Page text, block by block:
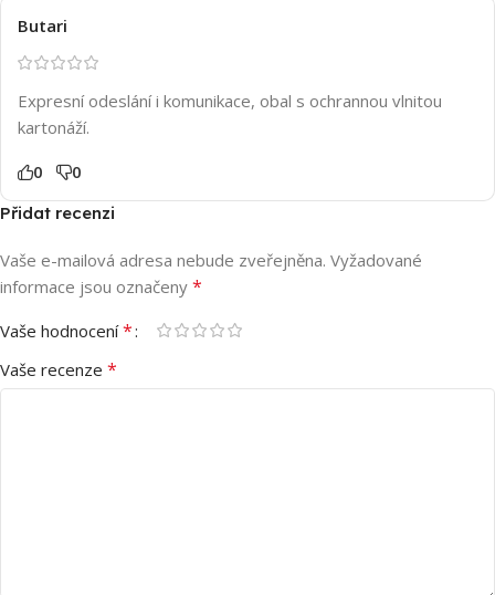
Butari
Expresní odeslání i komunikace, obal s ochrannou vlnitou
kartonáží.
0 0
Přidat recenzi
Vaše e-mailová adresa nebude zveřejněna. Vyžadované
informace jsou označeny *
Vaše hodnocení*
Vaše recenze *